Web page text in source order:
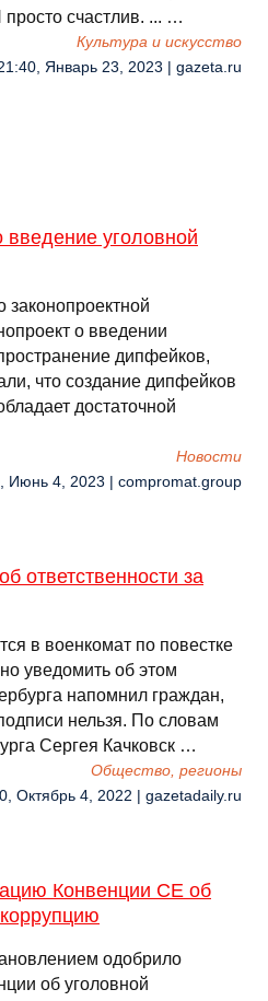
счастлив. ... …
Культура и искусство
Январь 23, 2023 | gazeta.ru
уголовной
законопроектной
о введении
дипфейков,
что создание дипфейков
достаточной
Новости
Июнь 4, 2023 | compromat.group
ответственности за
в военкомат по повестке
уведомить об этом
напомнил граждан,
нельзя. По словам
Сергея Качковск …
Общество, регионы
Октябрь 4, 2022 | gazetadaily.ru
Конвенции СЕ об
одобрило
об уголовной